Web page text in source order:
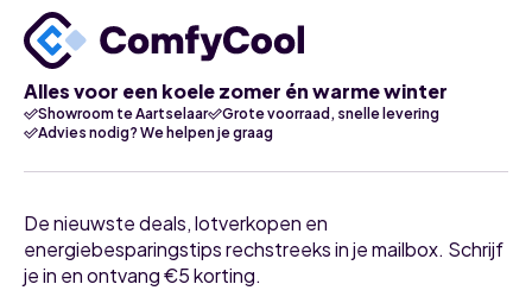
Alles voor een koele zomer én warme winter
Showroom te Aartselaar
Grote voorraad, snelle levering
Advies nodig? We helpen je graag
De nieuwste deals, lotverkopen en
energiebesparingstips rechstreeks in je mailbox. Schrijf
je in en ontvang €5 korting.